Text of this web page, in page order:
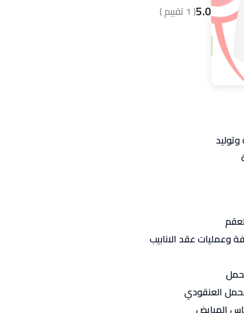
5.0
(
1 تقييم )
وعمليات عقد الانابيب
العنقودي
المبايض